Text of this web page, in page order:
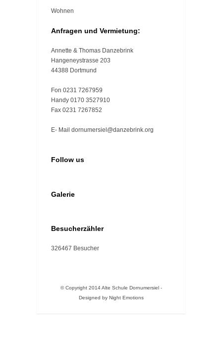
Wohnen
Anfragen und Vermietung:
Annette & Thomas Danzebrink
Hangeneystrasse 203
44388 Dortmund
Fon 0231 7267959
Handy 0170 3527910
Fax 0231 7267852
E- Mail dornumersiel@danzebrink.org
Follow us
Galerie
Besucherzähler
326467 Besucher
© Copyright 2014 Alte Schule Dornumersiel -
Designed by Night Emotions